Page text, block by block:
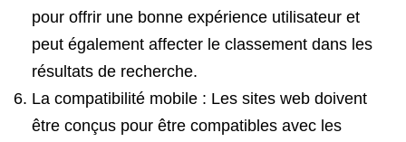
pour offrir une bonne expérience utilisateur et
peut également affecter le classement dans les
résultats de recherche.
La compatibilité mobile : Les sites web doivent
être conçus pour être compatibles avec les